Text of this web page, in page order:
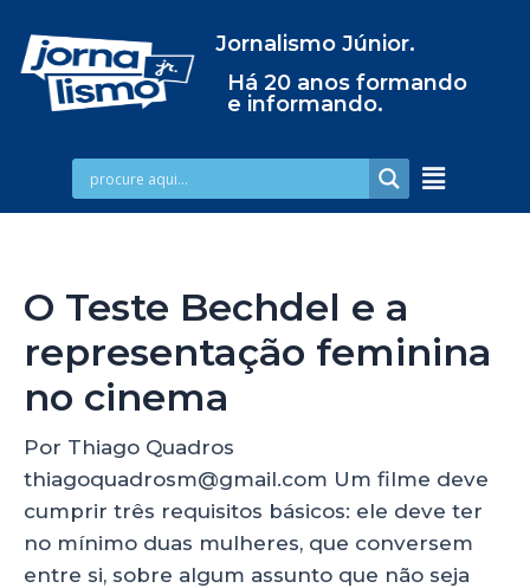
Jornalismo Júnior.
Há 20 anos formando
e informando.
O Teste Bechdel e a
representação feminina
no cinema
Por Thiago Quadros
thiagoquadrosm@gmail.com Um filme deve
cumprir três requisitos básicos: ele deve ter
no mínimo duas mulheres, que conversem
entre si, sobre algum assunto que não seja